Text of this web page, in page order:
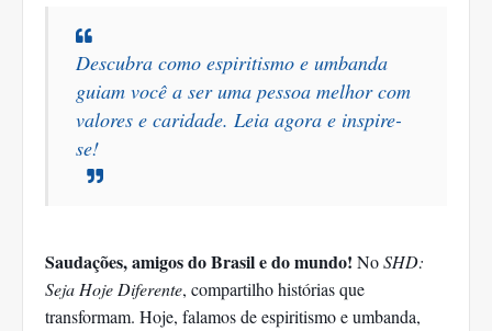
Descubra como espiritismo e umbanda
guiam você a ser uma pessoa melhor com
valores e caridade. Leia agora e inspire-
se!
Saudações, amigos do Brasil e do mundo! NoSHD:
Seja Hoje Diferente, compartilho histórias que
transformam. Hoje, falamos de espiritismo e umbanda,